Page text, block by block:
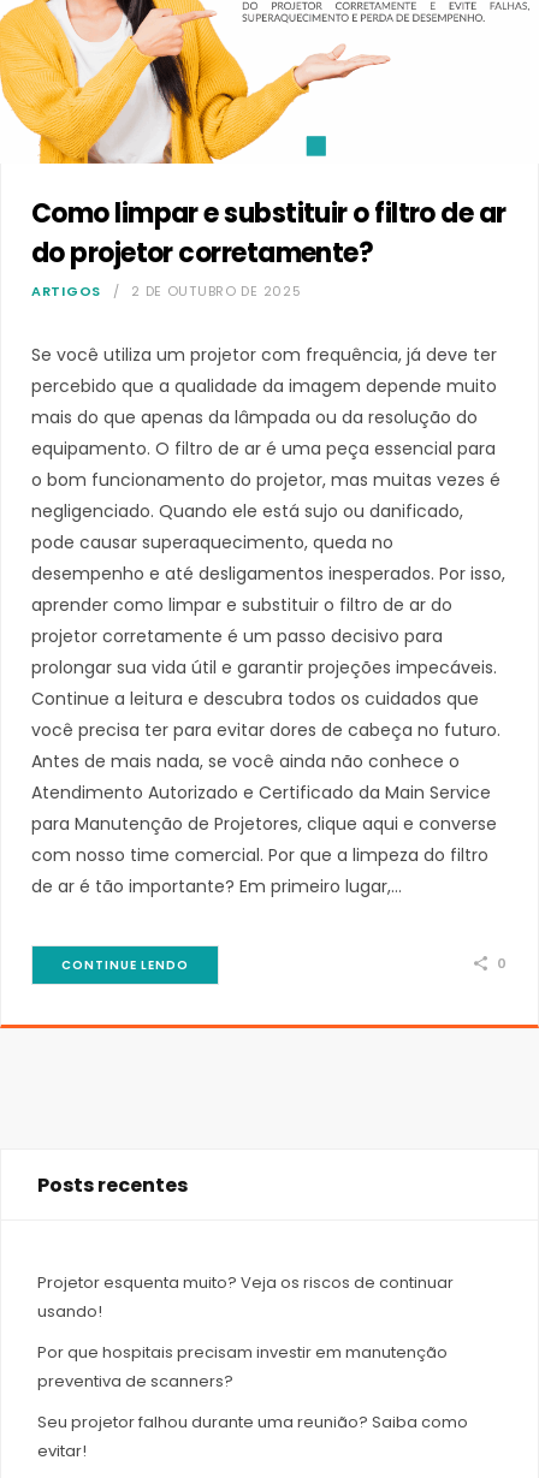
Como limpar e substituir o filtro de ar
do projetor corretamente?
ARTIGOS 2 DE OUTUBRO DE 2025
Se você utiliza um projetor com frequência, já deve ter
percebido que a qualidade da imagem depende muito
mais do que apenas da lâmpada ou da resolução do
equipamento. O filtro de ar é uma peça essencial para
o bom funcionamento do projetor, mas muitas vezes é
negligenciado. Quando ele está sujo ou danificado,
pode causar superaquecimento, queda no
desempenho e até desligamentos inesperados. Por isso,
aprender como limpar e substituir o filtro de ar do
projetor corretamente é um passo decisivo para
prolongar sua vida útil e garantir projeções impecáveis.
Continue a leitura e descubra todos os cuidados que
você precisa ter para evitar dores de cabeça no futuro.
Antes de mais nada, se você ainda não conhece o
Atendimento Autorizado e Certificado da Main Service
para Manutenção de Projetores, clique aqui e converse
com nosso time comercial. Por que a limpeza do filtro
de ar é tão importante? Em primeiro lugar,…
CONTINUE LENDO 0
Posts recentes
Projetor esquenta muito? Veja os riscos de continuar
usando!
Por que hospitais precisam investir em manutenção
preventiva de scanners?
Seu projetor falhou durante uma reunião? Saiba como
evitar!